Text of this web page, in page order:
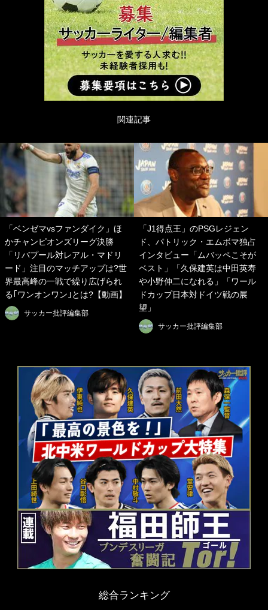
関連記事
「ベンゼマvsファンダイク」ほ
かチャンピオンズリーグ決勝
「リバプール対レアル・マドリ
ード」注目のマッチアップは?世
界最高峰の一戦で繰り広げられ
る｢ワンオンワン｣とは?【動画】
サッカー批評編集部
「J1得点王」のPSGレジェン
ド、パトリック・エムボマ独占
インタビュー「ムバッペこそが
ベスト」「久保建英は中田英寿
や小野伸二になれる」「ワール
ドカップ日本対ドイツ戦の展
望」
サッカー批評編集部
総合ランキング